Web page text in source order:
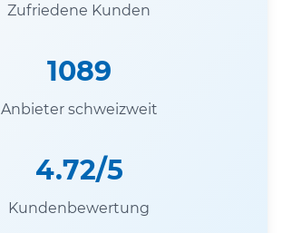
Zufriedene Kunden
1089
Anbieter schweizweit
4.72/5
Kundenbewertung